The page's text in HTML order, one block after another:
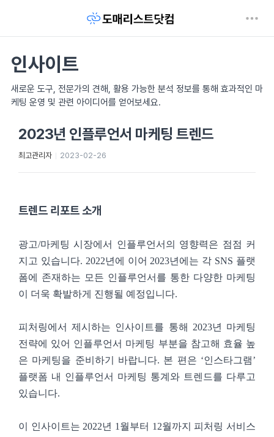
인사이트
새로운 도구, 전문가의 견해, 활용 가능한 분석 정보를 통해 효과적인 마
케팅 운영 및 관련 아이디어를 얻어보세요.
2023년 인플루언서 마케팅 트렌드
최고관리자 2023-02-26
트렌드 리포트 소개
광고/마케팅 시장에서 인플루언서의 영향력은 점점 커
지고 있습니다. 2022년에 이어 2023년에는 각 SNS 플랫
폼에 존재하는 모든 인플루언서를 통한 다양한 마케팅
이 더욱 확발하게 진행될 예정입니다.
피처링에서 제시하는 인사이트를 통해 2023년 마케팅
전략에 있어 인플루언서 마케팅 부분을 참고해 효율 높
은 마케팅을 준비하기 바랍니다. 본 편은 ‘인스타그램’
플랫폼 내 인플루언서 마케팅 통계와 트렌드를 다루고
있습니다.
이 인사이트는 2022년 1월부터 12월까지 피처링 서비스